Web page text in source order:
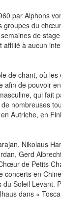
par Alphons
du
de
à aucun
de chant, où
de pouvoir
qui fait
nombreuses
Autriche, en
Nikolaus
Gerd
de Petits
en
Soleil
dans «